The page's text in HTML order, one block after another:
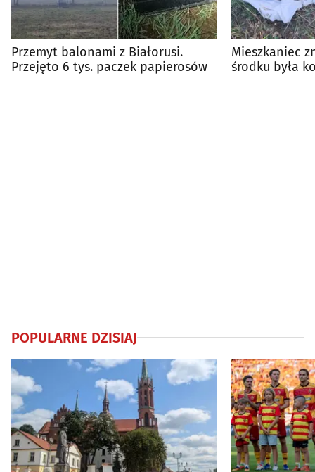
Przemyt balonami z Białorusi.
Przejęto 6 tys. paczek papierosów
Mieszkaniec
środku była
POPULARNE DZISIAJ